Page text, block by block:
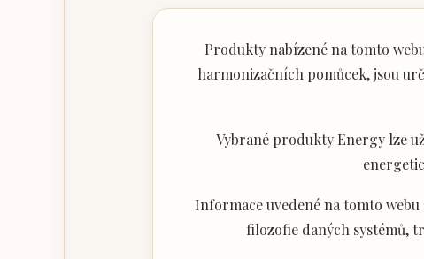
Produkty nabízené na tomto
harmonizačních pomůcek, jsou
Vybrané produkty Energy lze
Informace uvedené na tomto
filozofie daných systémů,